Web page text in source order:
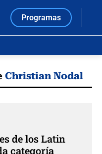
Programas
Christian Nodal
de los Latin
categoría